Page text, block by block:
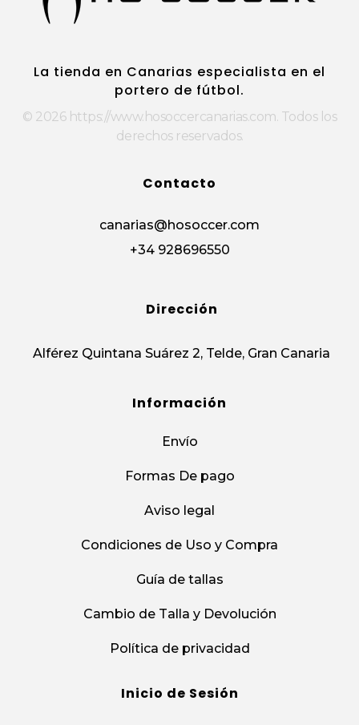
La tienda en Canarias especialista en el
portero de fútbol.
© 2026 https://www.hosoccercanarias.com. Todos los
derechos reservados.
Contacto
canarias@hosoccer.com
+34 928696550
Dirección
Alférez Quintana Suárez 2, Telde, Gran Canaria
Información
Envío
Formas De pago
Aviso legal
Condiciones de Uso y Compra
Guía de tallas
Cambio de Talla y Devolución
Política de privacidad
Inicio de Sesión